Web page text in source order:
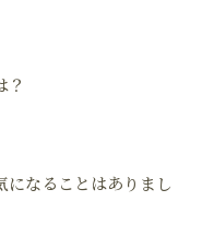
？
になることはありまし